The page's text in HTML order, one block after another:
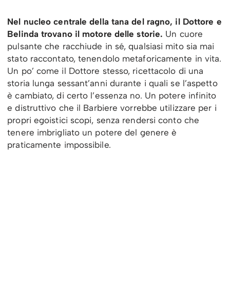
Nel nucleo centrale della tana del ragno, il Dottore e
Belinda trovano il motore delle storie. Un cuore
pulsante che racchiude in sé, qualsiasi mito sia mai
stato raccontato, tenendolo metaforicamente in vita.
Un po’ come il Dottore stesso, ricettacolo di una
storia lunga sessant’anni durante i quali se l’aspetto
è cambiato, di certo l’essenza no. Un potere infinito
e distruttivo che il Barbiere vorrebbe utilizzare per i
propri egoistici scopi, senza rendersi conto che
tenere imbrigliato un potere del genere è
praticamente impossibile.